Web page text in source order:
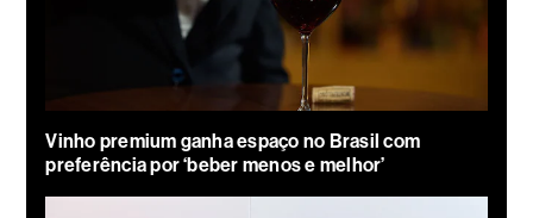
Vinho premium ganha espaço no Brasil com
preferência por ‘beber menos e melhor’